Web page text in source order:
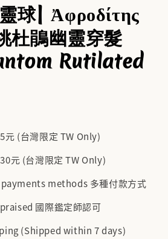
球| Ἀφροδίτης
杜鵑幽靈穿髮
Rutilated
元 (台灣限定 TW Only)
元 (台灣限定 TW Only)
methods 多種付款方式
國際鑑定師認可
(Shipped within 7 days)